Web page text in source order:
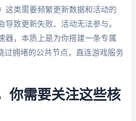
这类需要频繁更新数据和活动的
导致更新失败、活动无法参与。
器，本质上是为你搭建一条专属
过拥堵的公共节点，直连游戏服务
你需要关注这些核